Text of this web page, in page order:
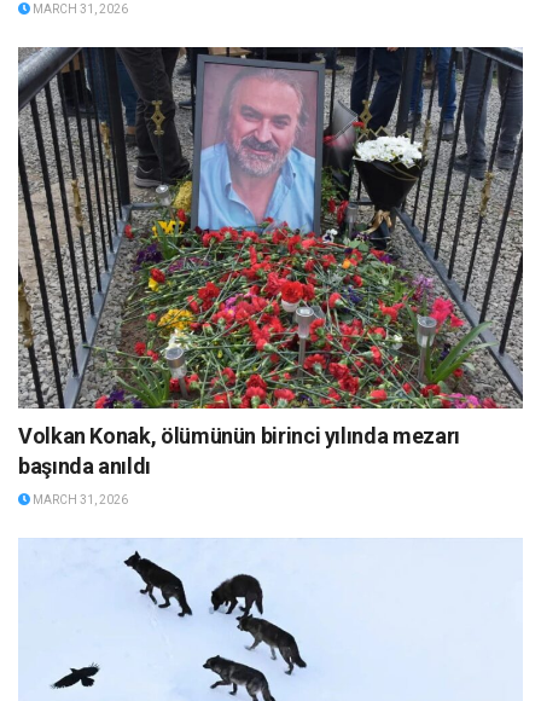
MARCH 31, 2026
Volkan Konak, ölümünün birinci yılında mezarı
başında anıldı
MARCH 31, 2026